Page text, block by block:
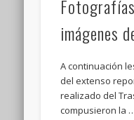
imágenes
A continuación
del extenso
realizado del
compusieron la